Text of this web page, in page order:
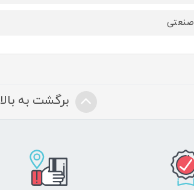
صنعتی
برگشت به بالا